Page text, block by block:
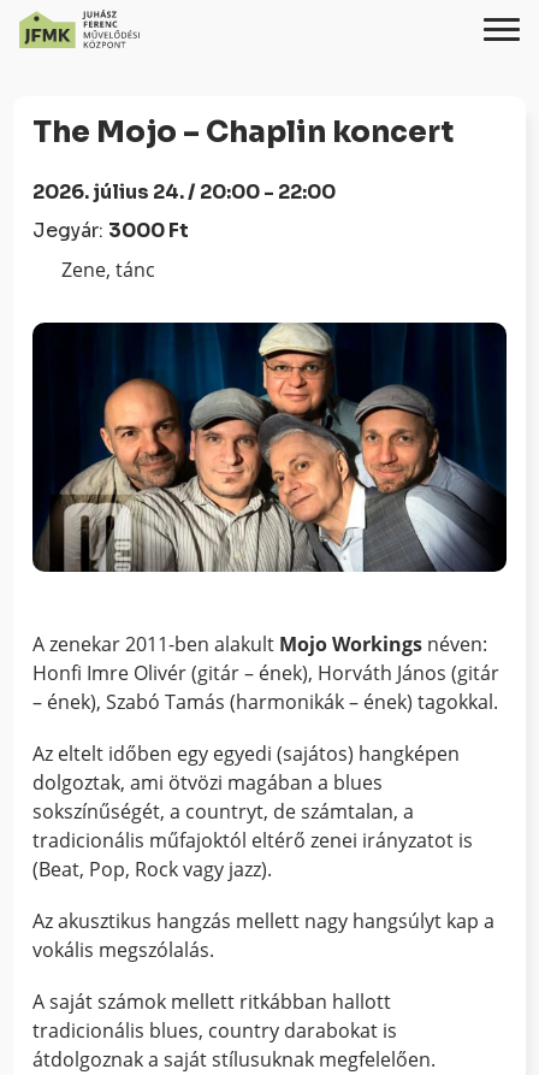
Content
navigációhoz
The Mojo – Chaplin koncert
2026. július 24. / 20:00 - 22:00
Jegyár: 3000 Ft
Zene, tánc
A zenekar 2011-ben alakult Mojo Workings néven:
Honfi Imre Olivér (gitár – ének), Horváth János (gitár
– ének), Szabó Tamás (harmonikák – ének) tagokkal.
Az eltelt időben egy egyedi (sajátos) hangképen
dolgoztak, ami ötvözi magában a blues
sokszínűségét, a countryt, de számtalan, a
tradicionális műfajoktól eltérő zenei irányzatot is
(Beat, Pop, Rock vagy jazz).
Az akusztikus hangzás mellett nagy hangsúlyt kap a
vokális megszólalás.
A saját számok mellett ritkábban hallott
tradicionális blues, country darabokat is
átdolgoznak a saját stílusuknak megfelelően.